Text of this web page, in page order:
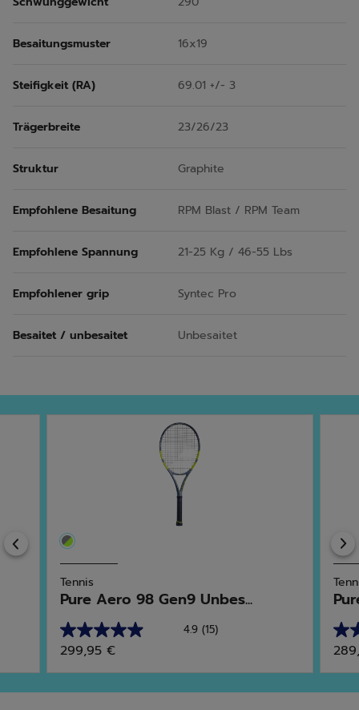
Besaitungsmuster 16x19
Steifigkeit (RA) 69.01 +/- 3
Trägerbreite 23/26/23
Struktur Graphite
Empfohlene Besaitung RPM Blast / RPM Team
Empfohlene Spannung 21-25 Kg / 46-55 Lbs
Empfohlener grip Syntec Pro
Besaitet / unbesaitet Unbesaitet
Previous
Tennis
Pure Aero 98 Gen9 Unbes...
4.9 (15)
4.9
von
5
Sternen.
299,95 €
4.3
von
5